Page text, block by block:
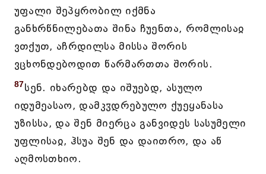
უფალი შეპყრობილ იქმნა
განხრწნილებათა შინა ჩუენთა, რომლისაჲ
ვთქუთ, აჩრდილსა მისსა შორის
ვცხონდებოდით წარმართთა შორის.
87სენ. იხარებდ და იშუებდ, ასულო
იდუმეასაო, დამკჳდრებულო ქუეყანასა
უზისსა, და შენ მიერცა განვიდეს სასუმელი
უფლისაჲ, ჰსუა შენ და დაითრო, და აწ
აღმოსთხიო.